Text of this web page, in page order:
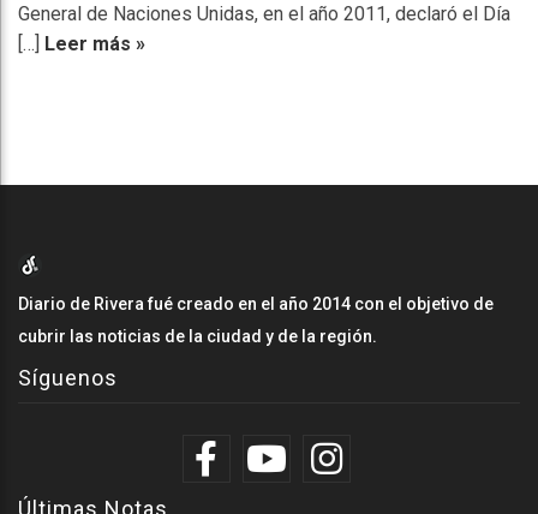
General de Naciones Unidas, en el año 2011, declaró el Día
[…] Leer más »
Diario de Rivera fué creado en el año 2014 con el objetivo de
cubrir las noticias de la ciudad y de la región.
Síguenos
Últimas Notas